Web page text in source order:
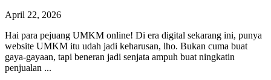
April 22, 2026
Hai para pejuang UMKM online! Di era digital sekarang ini, punya
website UMKM itu udah jadi keharusan, lho. Bukan cuma buat
gaya-gayaan, tapi beneran jadi senjata ampuh buat ningkatin
penjualan ...